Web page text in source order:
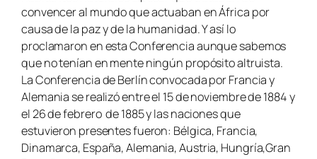
convencer al mundo que actuaban en África por
causa de la paz y de la humanidad. Y así lo
proclamaron en esta Conferencia aunque sabemos
que no tenían en mente ningún propósito altruista.
La Conferencia de Berlín convocada por Francia y
Alemania se realizó entre el 15 de noviembre de 1884 y
el 26 de febrero de 1885 y las naciones que
estuvieron presentes fueron: Bélgica, Francia,
Dinamarca, España, Alemania, Austria, Hungría,Gran